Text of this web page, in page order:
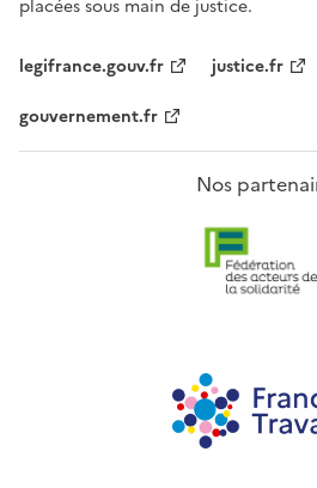
placées sous main de justice.
legifrance.gouv.fr justice.fr
gouvernement.fr
Nos